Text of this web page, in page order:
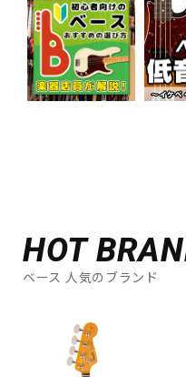
HOT
ベース 人気のブランド